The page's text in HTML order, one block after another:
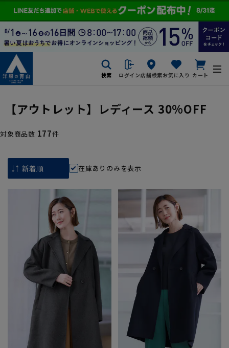
検索 ログイン店舗検索お気に入り カート
【アウトレット】レディース 30%OFF
対象商品数 177件
在庫ありのみを表示